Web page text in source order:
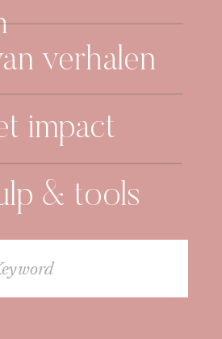
impact
verhalen
& tools